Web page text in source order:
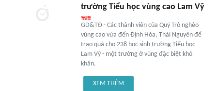
trường Tiểu học vùng cao Lam Vỹ
GD&TĐ - Các thành viên của Quỹ Trò nghèo
vùng cao vừa đến Định Hóa, Thái Nguyên để
trao quà cho 238 học sinh trường Tiểu học
Lam Vỹ - một trường ở vùng đặc biệt khó
khăn.
XEM THÊM